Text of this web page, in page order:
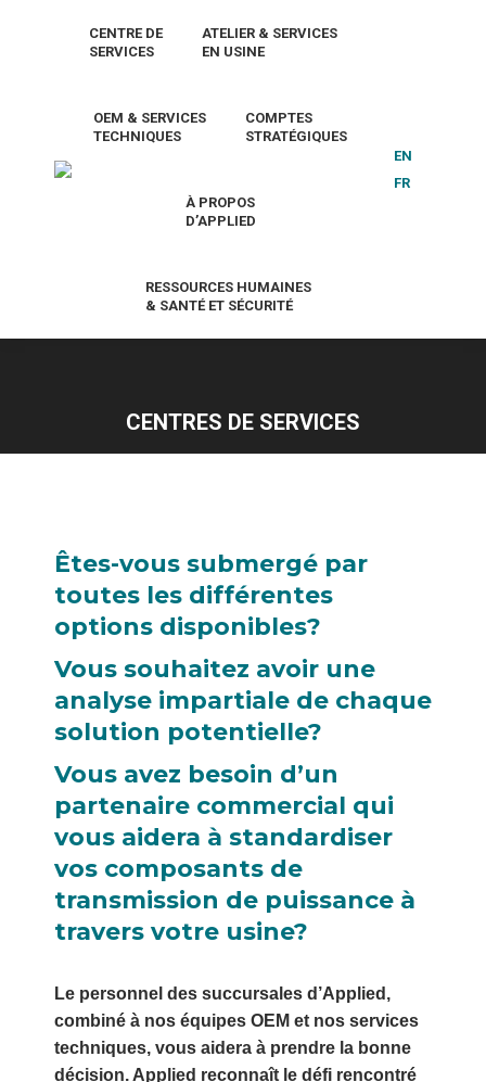
CENTRE DE
SERVICES
ATELIER & SERVICES
EN USINE
OEM & SERVICES
TECHNIQUES
COMPTES
STRATÉGIQUES
À PROPOS
D’APPLIED
RESSOURCES HUMAINES
& SANTÉ ET SÉCURITÉ
EN
FR
CENTRES DE SERVICES
Êtes-vous submergé par
toutes les différentes
options disponibles?
Vous souhaitez avoir une
analyse impartiale de chaque
solution potentielle?
Vous avez besoin d’un
partenaire commercial qui
vous aidera à standardiser
vos composants de
transmission de puissance à
travers votre usine?
Le personnel des succursales d’Applied,
combiné à nos équipes OEM et nos services
techniques, vous aidera à prendre la bonne
décision. Applied reconnaît le défi rencontré